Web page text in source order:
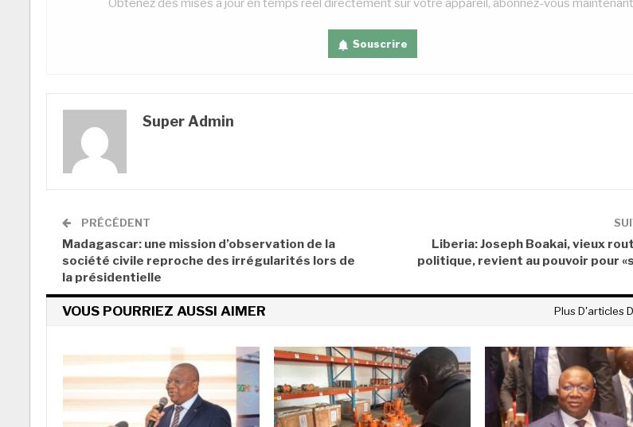
Obtenez des mises à jour en temps réel directement sur votre appareil, abonnez-vous
Souscrire
Super Admin
PRÉCÉDENT
Madagascar: une mission d’observation de la
société civile reproche des irrégularités lors de
la présidentielle
Liberia: Joseph Boakai, vieux
politique, revient au pouvoir pour
VOUS POURRIEZ AUSSI AIMER Plus D'articles